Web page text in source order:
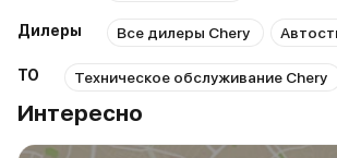
Дилеры Все дилеры Chery
ТО Техническое обслуживание Chery
Интересно